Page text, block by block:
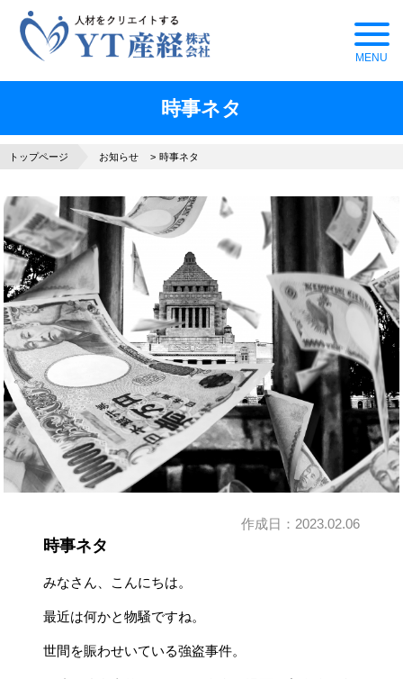
時事ネタ
トップページ お知らせ 時事ネタ
作成日： 2023.02.06
時事ネタ
みなさん、こんにちは。
最近は何かと物騒ですね。
世間を賑わせいている強盗事件。